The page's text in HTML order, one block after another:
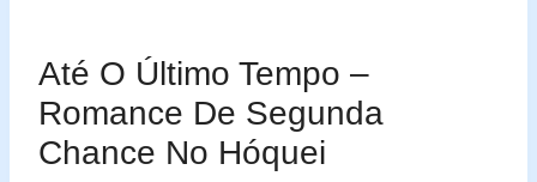
Até O Último Tempo –
Romance De Segunda
Chance No Hóquei